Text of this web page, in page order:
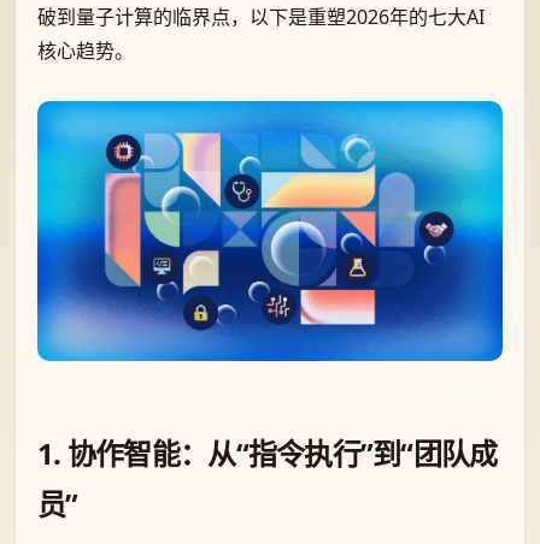
破到量子计算的临界点，以下是重塑2026年的七大AI
核心趋势。
1. 协作智能：从“指令执行”到“团队成
员”